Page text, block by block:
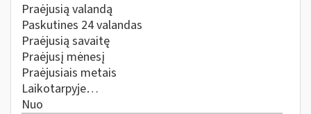
Praėjusią valandą
Paskutines 24 valandas
Praėjusią savaitę
Praėjusį mėnesį
Praėjusiais metais
Laikotarpyje…
Nuo